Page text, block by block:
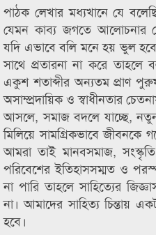
পাঠক লেখার মধ্যখানে যে
যেমন কাব্য জগতে আলোচনার
যদি এভাবে বলি মনে হয় ভুল
সাথে প্রতারনা না করে তাহলে
একুশ শতাব্দীর অন্যতম প্রাণ
অসাম্প্রদায়িক ও স্বাধীনতার
আসলে, সমাজ বদলে যাচ্ছে,
মিলিয়ে সামগ্রিকভাবে
আমরা তাই মানবসমাজ,
পরিবেশের ইতিহাসসম্মত ও
না পারি তাহলে সাহিত্যের
না। আমাদের সাহিত্য চিন্তায়
হবে।